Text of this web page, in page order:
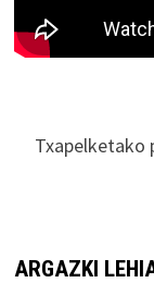
Txapelketako
ARGAZKI